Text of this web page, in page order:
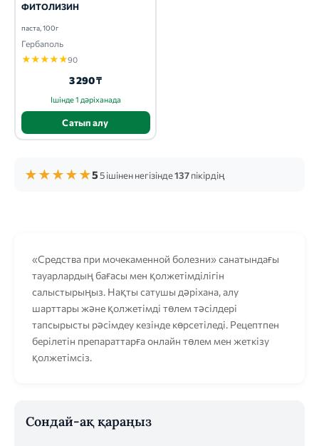
ФИТОЛИЗИН
паста, 100г
Гербаполь
★★★★★90
3 290 ₸
Ішінде 1 дәріханада
Сатып алу
★★★★★55 ішінен негізінде137пікірдің
«Средства при мочекаменной болезни» санатындағы
тауарлардың бағасы мен қолжетімділігін
салыстырыңыз. Нақты сатушы дәріхана, алу
шарттары және қолжетімді төлем тәсілдері
тапсырысты рәсімдеу кезінде көрсетіледі. Рецептпен
берілетін препараттарға онлайн төлем мен жеткізу
қолжетімсіз.
Сондай-ақ қараңыз